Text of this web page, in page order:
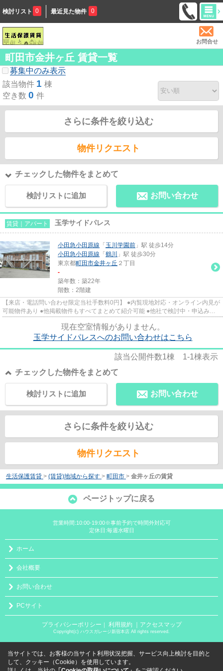
検討リスト 0 最近見た物件 0
お問合せ
町田市金井ヶ丘 賃貸一覧
募集中のみ表示
該当物件 1 棟
空き数 0 件
さらに条件を絞り込む
物件リクエスト
チェックした物件をまとめて
検討リストに追加 お問い合わせ
賃貸｜アパート 玉学サイドパレス
小田急小田原線 「 玉川学園前 」駅 徒歩14分
小田急小田原線 「 鶴川
」駅 徒歩30分
東京都町田市金井ヶ丘 ２丁目
-
築年数：築22年
階数：2階建
【来店・電話問い合わせ限定当社手数料0円】 ●内覧現地対応・オンライン内見が
可能物件あり ●他掲載物件もすべてまとめて紹介可能 ●他社で検討中・申込み済
現在空室情報がありません。
玉学サイドパレスへのお問い合わせはこちら
該当公開件数1棟 1-1棟表示
チェックした物件をまとめて
お問い合わせ
検討リストに追加
さらに条件を絞り込む
物件リクエスト
生活保護賃貸 > (賃貸)地域から探す > 町田市 > 金井ヶ丘の賃貸
ページトップに戻る
営業時間:10:00-19:00※事前予約で時間外対応可
定休日:毎週水曜日
ホーム
会社概要
お問い合わせ
PCサイト
プライバシーポリシー ｜ 利用規約 ｜アクセスマップ
Copyright(c) ハウスガレージ新宿本店 All rights reserved.
当サイトでは、お客様の当サイト利用状況把握、サービス向上検討を目的と
して、クッキー（Cookie）を使用しています。